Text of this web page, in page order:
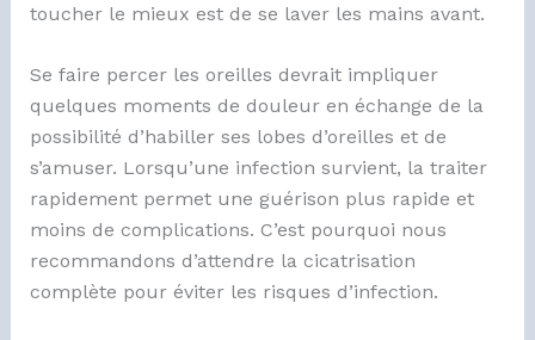
toucher le mieux est de se laver les mains avant.
Se faire percer les oreilles devrait impliquer
quelques moments de douleur en échange de la
possibilité d’habiller ses lobes d’oreilles et de
s’amuser. Lorsqu’une infection survient, la traiter
rapidement permet une guérison plus rapide et
moins de complications. C’est pourquoi nous
recommandons d’attendre la cicatrisation
complète pour éviter les risques d’infection.